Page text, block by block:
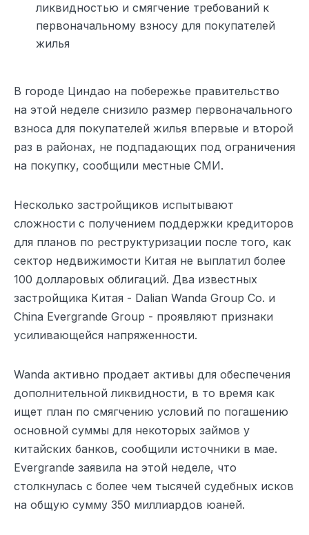
ликвидностью и смягчение требований к
первоначальному взносу для покупателей
жилья
В городе Циндао на побережье правительство
на этой неделе снизило размер первоначального
взноса для покупателей жилья впервые и второй
раз в районах, не подпадающих под ограничения
на покупку, сообщили местные СМИ.
Несколько застройщиков испытывают
сложности с получением поддержки кредиторов
для планов по реструктуризации после того, как
сектор недвижимости Китая не выплатил более
100 долларовых облигаций. Два известных
застройщика Китая - Dalian Wanda Group Co. и
China Evergrande Group - проявляют признаки
усиливающейся напряженности.
Wanda активно продает активы для обеспечения
дополнительной ликвидности, в то время как
ищет план по смягчению условий по погашению
основной суммы для некоторых займов у
китайских банков, сообщили источники в мае.
Evergrande заявила на этой неделе, что
столкнулась с более чем тысячей судебных исков
на общую сумму 350 миллиардов юаней.